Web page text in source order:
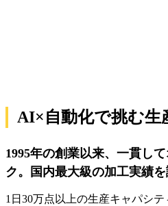
AI×自動化で挑む生
1995年の創業以来、一貫し
ク。国内最大級の加工実績
1日30万点以上の生産キャパシ